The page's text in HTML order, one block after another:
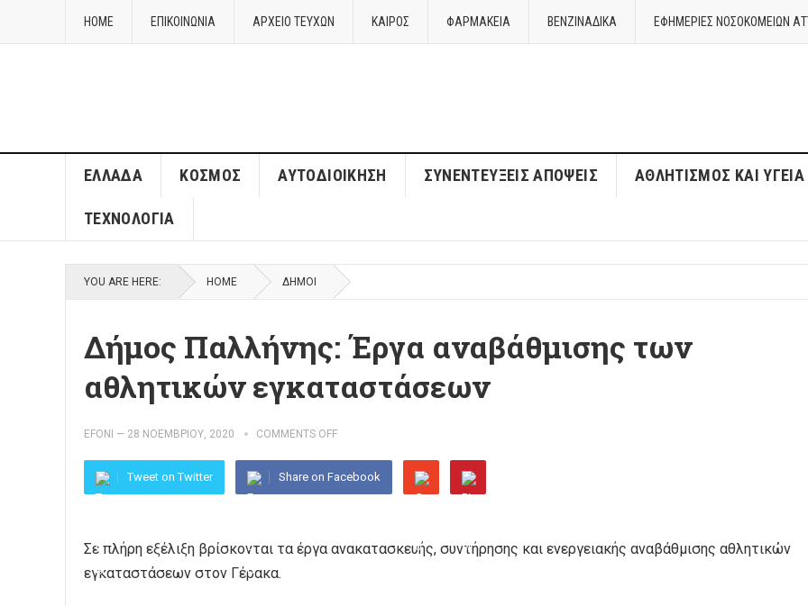
HOME ΕΠΙΚΟΙΝΩΝΙΑ ΑΡΧΕΙΟ ΤΕΥΧΩΝ ΚΑΙΡΌΣ ΦΑΡΜΑΚΕΙΑ ΒΕΝΖΙΝΑΔΙΚΑ ΕΦΗΜΕΡΙΕΣ ΝΟΣΟΚΟΜΕΙΩΝ
ΈΛΛΑΔΑ ΚΌΣΜΟΣ ΑΥΤΟΔΙΟΊΚΗΣΗ ΣΥΝΕΝΤΕΎΞΕΙΣ ΑΠΌΨΕΙΣ ΑΘΛΗΤΙΣΜΌΣ ΚΑΙ ΥΓΕΊΑ
ΤΕΧΝΟΛΟΓΊΑ
YOU ARE HERE: HOME ΔΉΜΟΙ
Δήμος Παλλήνης: Έργα αναβάθμισης των
αθλητικών εγκαταστάσεων
EFONI — 28 ΝΟΕΜΒΡΊΟΥ, 2020 COMMENTS OFF
Tweet on Twitter Share on Facebook
Σε πλήρη εξέλιξη βρίσκονται τα έργα ανακατασκευής, συντήρησης και ενεργειακής αναβάθμισης αθλητικών
εγκαταστάσεων στον Γέρακα.